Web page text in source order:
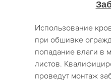
Использование
при обшивке
попадание влаги в
листов.
проведут монтаж